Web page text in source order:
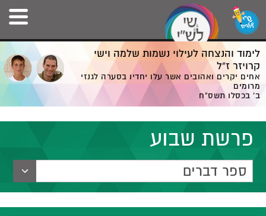
לימוד והנצחה לעילוי נשמות שלמה וישי
קרויזר ז”ל
אחים יקרים ואהובים אשר עלו יחדיו בסערה לגנזי
מרומים
ב' בכסלו תשס”ח
פרשת שבוע
ספר דברים